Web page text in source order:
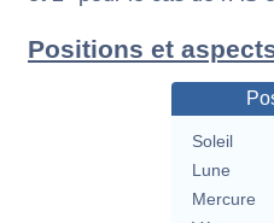
Positions et
Soleil
Lune
Mercure